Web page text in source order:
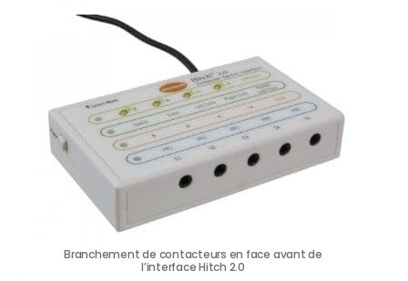
Branchement de contacteurs en face avant de
l’interface Hitch 2.0